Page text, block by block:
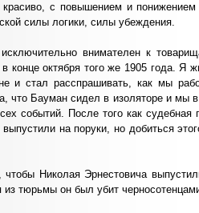
с повышением и
силы логики, силы убеждения.
внимателен к
конце октября того же 1905 года. Я
и стал расспрашивать, как мы
что Бауман сидел в изоляторе и мы
событий. После того как
на поруки, но добиться
Николая Эрнестовича
из тюрьмы он был убит